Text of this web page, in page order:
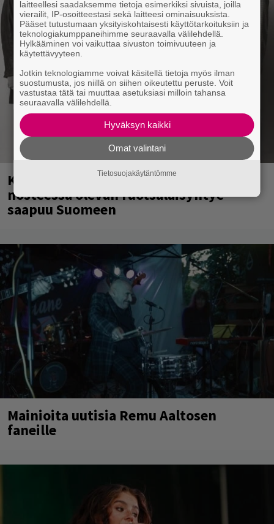
Kent mainittu, ja syystä: kovassa
nosteessa olevan ruotsalaisyhtye
saapuu Suomeen
Mainioita uutisia Remu Aaltosen
faneille
laitteellesi saadaksemme tietoja esimerkiksi sivuista, joilla
vierailit, IP-osoitteestasi sekä laitteesi ominaisuuksista.
Pääset tutustumaan yksityiskohtaisesti käyttötarkoituksiin ja
teknologiakumppaneihimme seuraavalla välilehdellä.
Hylkääminen voi vaikuttaa sivuston toimivuuteen ja
käytettävyyteen.
Jotkin teknologiamme voivat käsitellä tietoja myös ilman
suostumusta, jos niillä on siihen oikeutettu peruste. Voit
vastustaa tätä tai muuttaa asetuksiasi milloin tahansa
seuraavalla välilehdellä.
Hyväksyn kaikki
Omat valintani
Tietosuojakäytäntömme